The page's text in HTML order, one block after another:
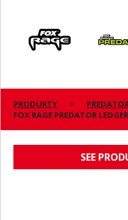
Predator
PRODUKTY
FOX RAGE PREDATOR
SEE